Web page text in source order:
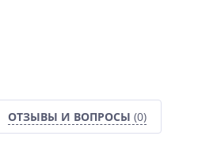
ОТЗЫВЫ И ВОПРОСЫ (0)